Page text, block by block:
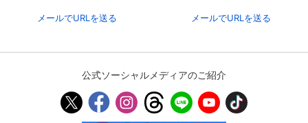
メールでURLを送る メールでURLを送る
公式ソーシャルメディアのご紹介